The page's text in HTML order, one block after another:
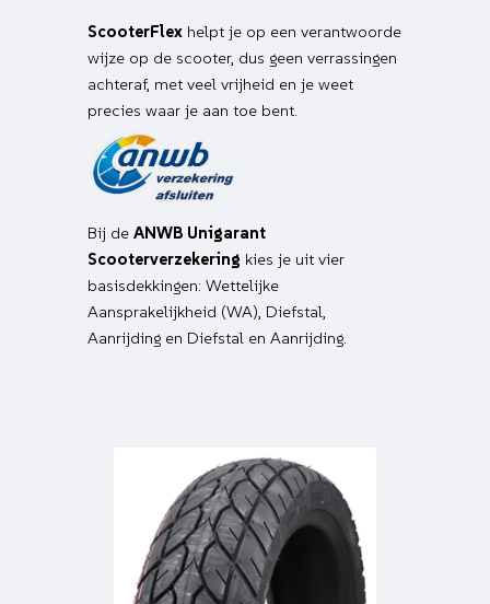
ScooterFlex helpt je op een verantwoorde
wijze op de scooter, dus geen verrassingen
achteraf, met veel vrijheid en je weet
precies waar je aan toe bent.
Bij de ANWB Unigarant
Scooterverzekering kies je uit vier
basisdekkingen: Wettelijke
Aansprakelijkheid (WA), Diefstal,
Aanrijding en Diefstal en Aanrijding.